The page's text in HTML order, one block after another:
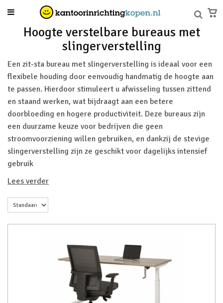
Hoogte verstelbare bureaus met
slingerverstelling
Een zit-sta bureau met slingerverstelling is ideaal voor een
flexibele houding door eenvoudig handmatig de hoogte aan
te passen. Hierdoor stimuleert u afwisseling tussen zittend
en staand werken, wat bijdraagt aan een betere
doorbloeding en hogere productiviteit. Deze bureaus zijn
een duurzame keuze voor bedrijven die geen
stroomvoorziening willen gebruiken, en dankzij de stevige
slingerverstelling zijn ze geschikt voor dagelijks intensief
gebruik
Lees verder